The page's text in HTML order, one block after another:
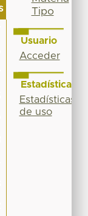
Tipo
Usuario
Acceder
Estadísticas
Estadísticas
de uso